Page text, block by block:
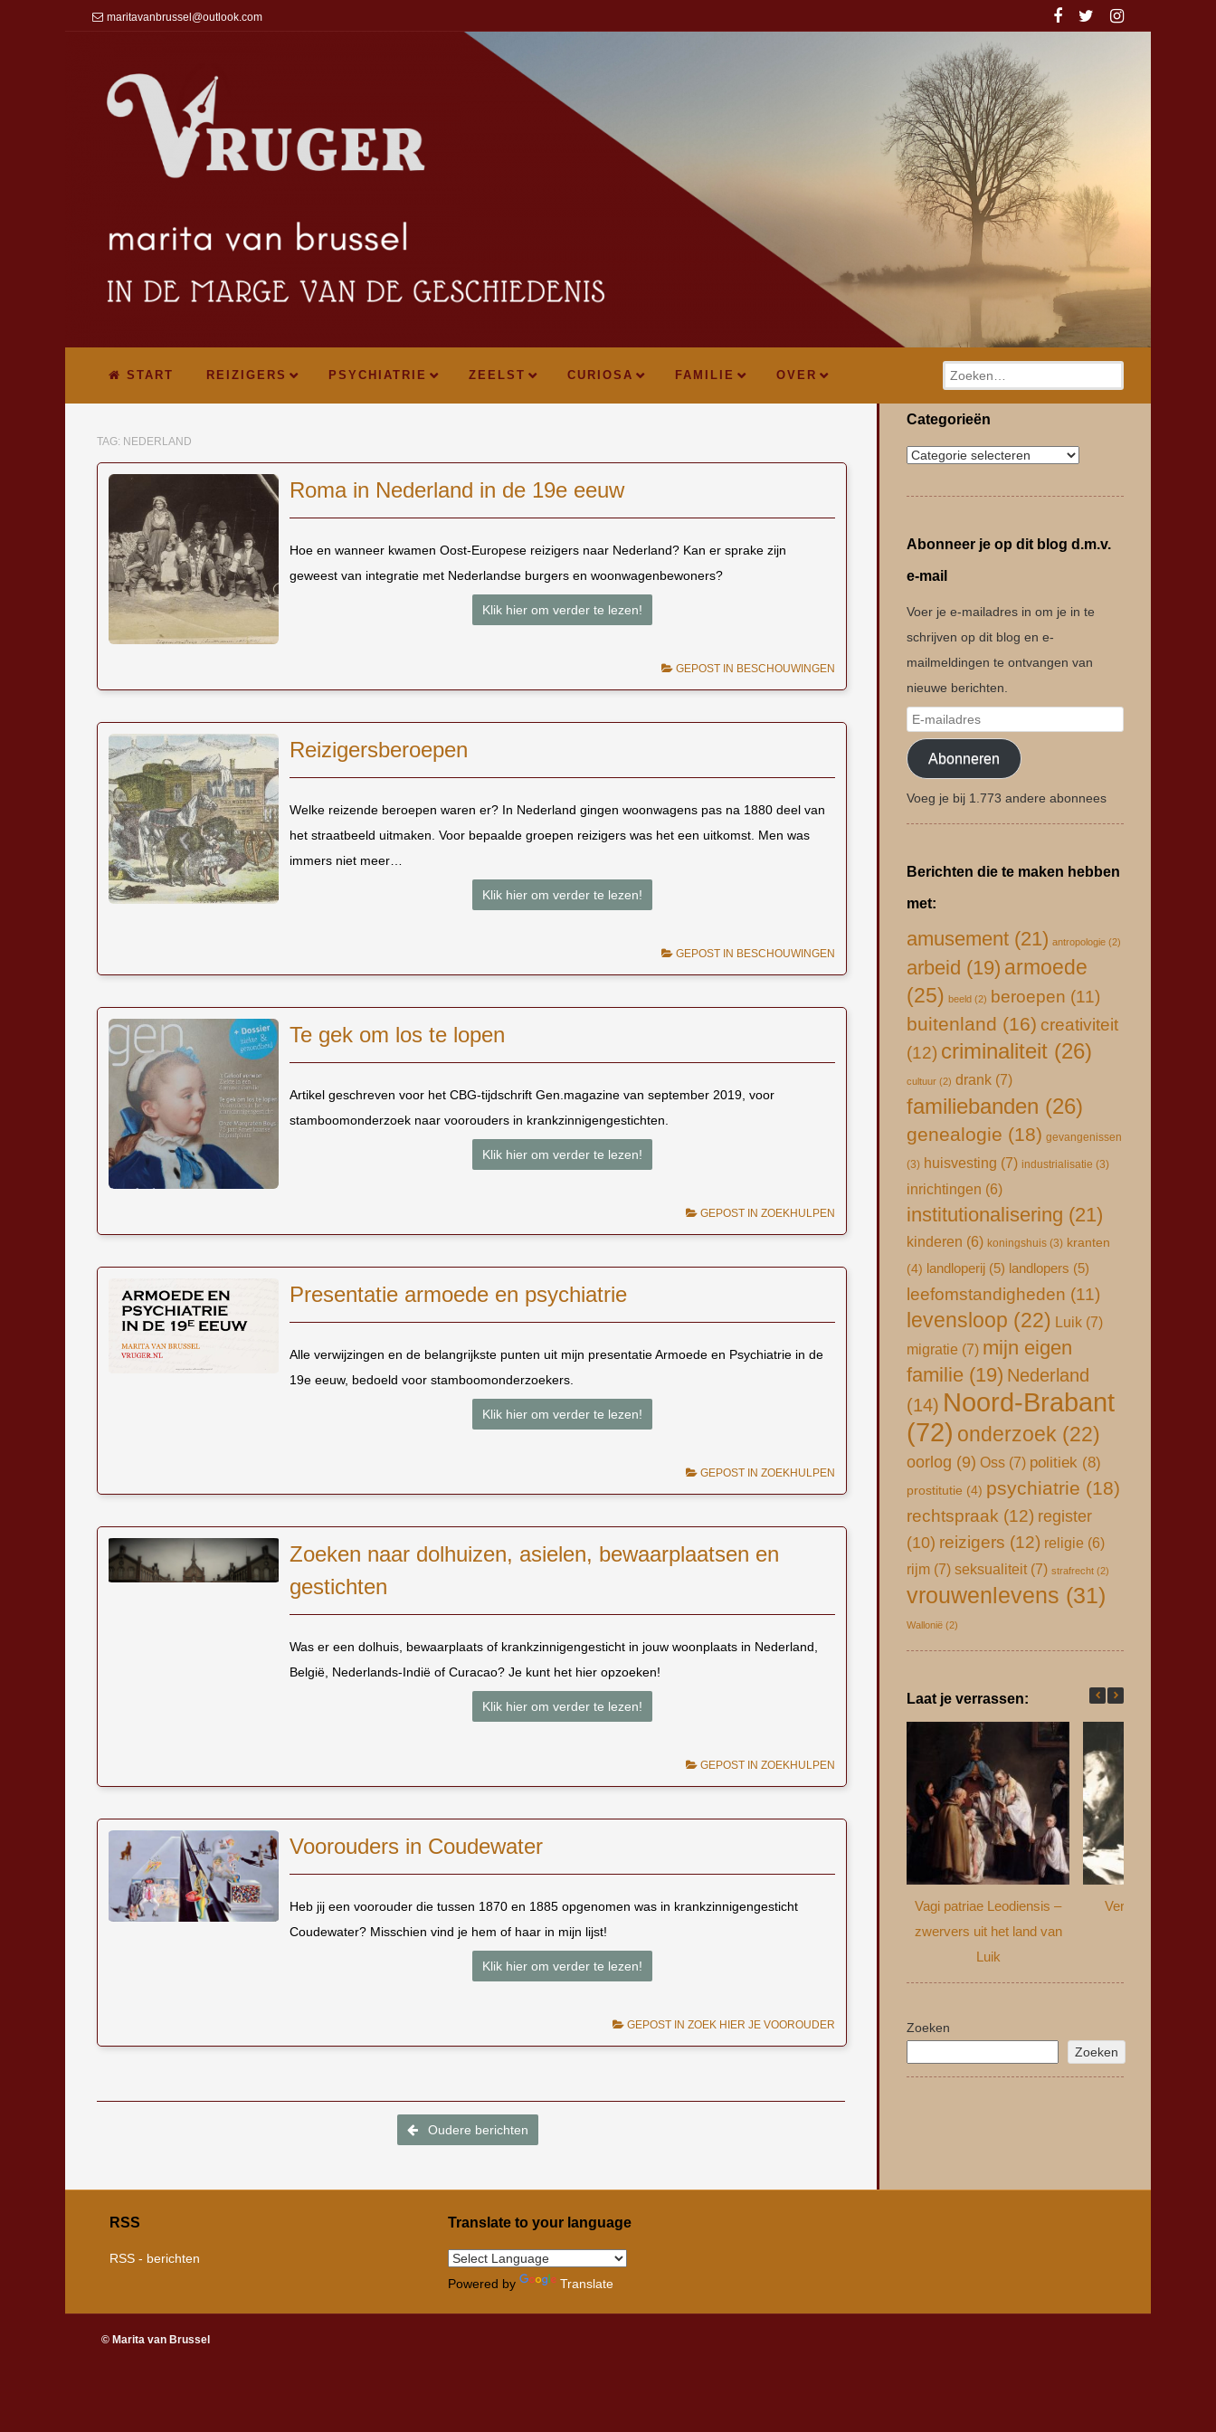
maritavanbrussel@outlook.com
START REIZIGERS PSYCHIATRIE ZEELST CURIOSA FAMILIE OVER Zoeken
TAG: NEDERLAND
Roma in Nederland in de 19e eeuw
Hoe en wanneer kwamen Oost-Europese reizigers naar Nederland? Kan er sprake zijn
geweest van integratie met Nederlandse burgers en woonwagenbewoners?
Klik hier om verder te lezen!
GEPOST IN BESCHOUWINGEN
Reizigersberoepen
Welke reizende beroepen waren er? In Nederland gingen woonwagens pas na 1880 deel van
het straatbeeld uitmaken. Voor bepaalde groepen reizigers was het een uitkomst. Men was
immers niet meer…
Klik hier om verder te lezen!
GEPOST IN BESCHOUWINGEN
Te gek om los te lopen
Artikel geschreven voor het CBG-tijdschrift Gen.magazine van september 2019, voor
stamboomonderzoek naar voorouders in krankzinnigengestichten.
Klik hier om verder te lezen!
GEPOST IN ZOEKHULPEN
Presentatie armoede en psychiatrie
Alle verwijzingen en de belangrijkste punten uit mijn presentatie Armoede en Psychiatrie in de
19e eeuw, bedoeld voor stamboomonderzoekers.
Klik hier om verder te lezen!
GEPOST IN ZOEKHULPEN
Zoeken naar dolhuizen, asielen, bewaarplaatsen en
gestichten
Was er een dolhuis, bewaarplaats of krankzinnigengesticht in jouw woonplaats in Nederland,
België, Nederlands-Indië of Curacao? Je kunt het hier opzoeken!
Klik hier om verder te lezen!
GEPOST IN ZOEKHULPEN
Voorouders in Coudewater
Heb jij een voorouder die tussen 1870 en 1885 opgenomen was in krankzinnigengesticht
Coudewater? Misschien vind je hem of haar in mijn lijst!
Klik hier om verder te lezen!
GEPOST IN ZOEK HIER JE VOOROUDER
Oudere berichten
Categorieën
Abonneer je op dit blog d.m.v.
e-mail
Voer je e-mailadres in om je in te
schrijven op dit blog en e-
mailmeldingen te ontvangen van
nieuwe berichten.
Abonneren
Voeg je bij 1.773 andere abonnees
Berichten die te maken hebben
met:
amusement (21) antropologie (2)
arbeid (19) armoede
(25) beeld (2) beroepen (11)
buitenland (16) creativiteit
(12) criminaliteit (26)
cultuur (2) drank (7)
familiebanden (26)
genealogie (18) gevangenissen
(3) huisvesting (7) industrialisatie (3)
inrichtingen (6)
institutionalisering (21)
kinderen (6) koningshuis (3) kranten
(4) landloperij (5) landlopers (5)
leefomstandigheden (11)
levensloop (22) Luik (7)
migratie (7) mijn eigen
familie (19) Nederland
(14) Noord-Brabant
(72) onderzoek (22)
oorlog (9) Oss (7) politiek (8)
prostitutie (4) psychiatrie (18)
rechtspraak (12) register
(10) reizigers (12) religie (6)
rijm (7) seksualiteit(7) strafrecht (2)
vrouwenlevens (31)
Wallonië (2)
Laat je verrassen:
Vagi patriae Leodiensis –
zwervers uit het land van
Luik
Verzwegen
Zoeken
Zoeken
RSS
RSS - berichten
Translate to your language
Powered by Translate
© Marita van Brussel